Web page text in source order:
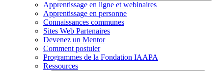
Apprentissage en ligne et webinaires
Apprentissage en personne
Connaissances communes
Sites Web Partenaires
Devenez un Mentor
Comment postuler
Programmes de la Fondation IAAPA
Ressources